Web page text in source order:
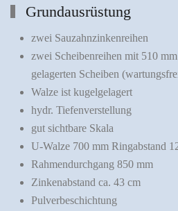
Grundausrüstung
zwei Sauzahnzinkenreihen
zwei Scheibenreihen mit 510
gelagerten Scheiben
Walze ist kugelgelagert
hydr. Tiefenverstellung
gut sichtbare Skala
U-Walze 700 mm Ringabstand
Rahmendurchgang 850 mm
Zinkenabstand ca. 43 cm
Pulverbeschichtung